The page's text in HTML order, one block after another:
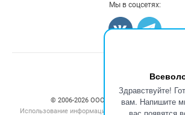
Здравствуйте!
вам. Напишите
Мы в соцсетях:
Счетчики, авторское право,
© 2006‑2026 ООО “Инлайн”. 12+ Все
Использование информации, размещенной на